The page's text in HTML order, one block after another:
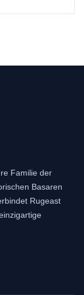
Familie der
Basaren
Rugeast